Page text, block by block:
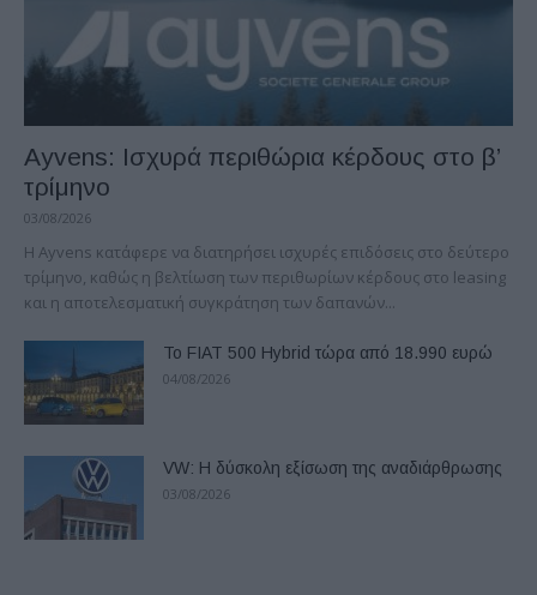
Ayvens: Iσχυρά περιθώρια κέρδους στο β’
τρίμηνο
03/08/2026
Η Ayvens κατάφερε να διατηρήσει ισχυρές επιδόσεις στο δεύτερο
τρίμηνο, καθώς η βελτίωση των περιθωρίων κέρδους στο leasing
και η αποτελεσματική συγκράτηση των δαπανών...
Το FIAT 500 Hybrid τώρα από 18.990 ευρώ
04/08/2026
VW: Η δύσκολη εξίσωση της αναδιάρθρωσης
03/08/2026